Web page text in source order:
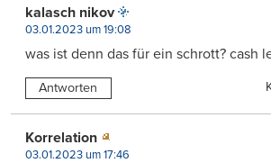
kalasch nikov
03.01.2023 um 19:08
was ist denn das für ein schrott? cash
Antworten
Korrelation
03.01.2023 um 17:46